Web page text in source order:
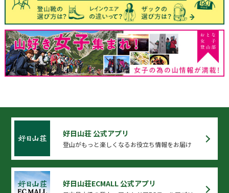
好日山荘 公式アプリ
登山がもっと楽しくなるお役立ち情報をお届け
好日山荘ECMALL 公式アプリ